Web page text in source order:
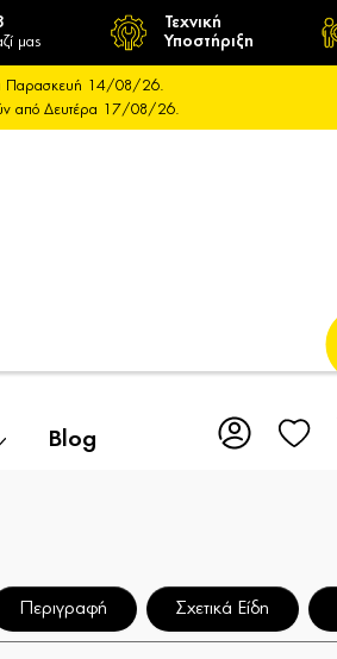
μας
Τεχνική
Υποστήριξη
Παρασκευή 14/08/26.
από Δευτέρα 17/08/26.
Blog
Περιγραφή Σχετικά Είδη